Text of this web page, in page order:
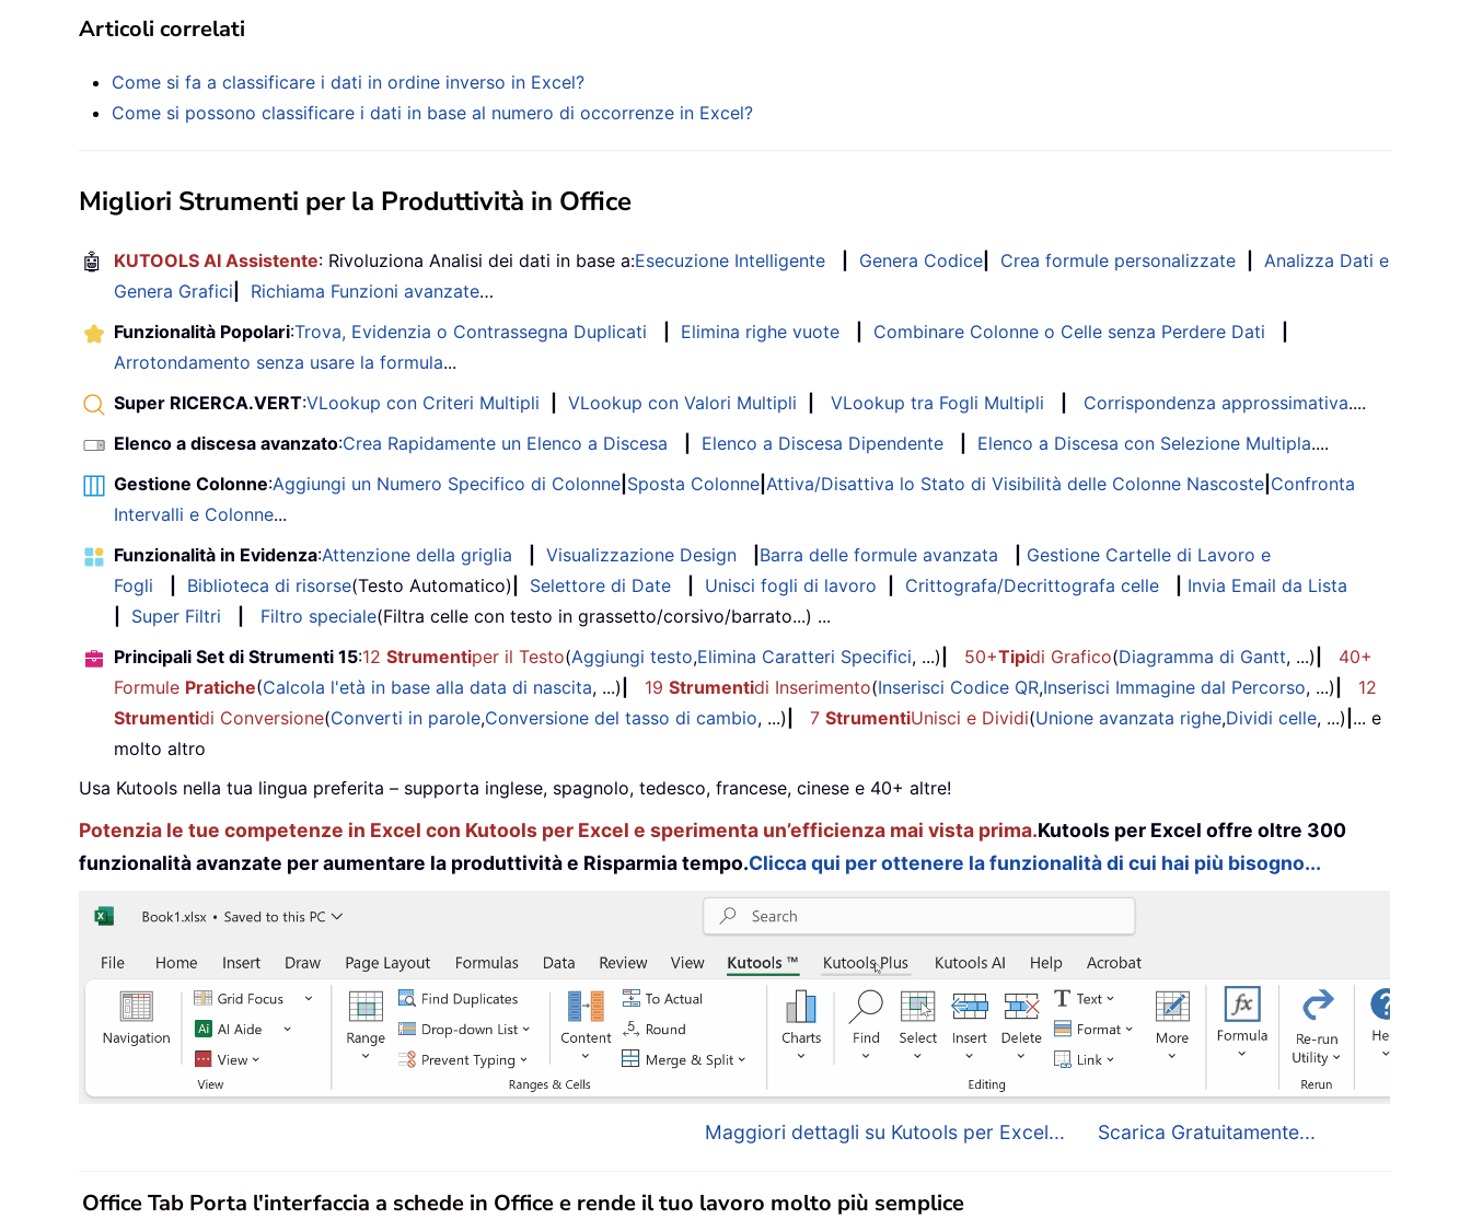
Articoli correlati
Come si fa a classificare i dati in ordine inverso in Excel?
Come si possono classificare i dati in base al numero di occorrenze in Excel?
Migliori Strumenti per la Produttività in Office
🤖 KUTOOLS AI Assistente: Rivoluziona Analisi dei dati in base a:Esecuzione Intelligente Genera Codice Crea formule personalizzate
Analizza Dati e
Genera Grafici
Richiama Funzioni avanzate…
Funzionalità Popolari:Trova, Evidenzia o Contrassegna Duplicati Elimina righe vuote Combinare Colonne o Celle senza Perdere Dati
Arrotondamento senza usare la formula...
Super RICERCA.VERT:VLookup con Criteri Multipli VLookup con Valori Multipli VLookup tra Fogli Multipli Corrispondenza approssimativa....
Elenco a discesa avanzato:Crea Rapidamente un Elenco a Discesa Elenco a Discesa Dipendente Elenco a Discesa con Selezione Multipla....
Gestione Colonne:Aggiungi un Numero Specifico di Colonne Sposta Colonne Attiva/Disattiva lo Stato di Visibilità delle Colonne Nascoste Confronta
Intervalli e Colonne...
Funzionalità in Evidenza:Attenzione della griglia Visualizzazione Design Barra delle formule avanzata
Gestione Cartelle di Lavoro e
Fogli
Biblioteca di risorse(Testo Automatico) Selettore di Date Unisci fogli di lavoro Crittografa/Decrittografa celle
Invia Email da Lista
Super Filtri Filtro speciale(Filtra celle con testo in grassetto/corsivo/barrato...) ...
Principali Set di Strumenti 15:12 Strumentiper il Testo(Aggiungi testo,Elimina Caratteri Specifici, ...) 50+Tipidi Grafico(Diagramma di Gantt, ...)
40+
Formule Pratiche(Calcola l'età in base alla data di nascita, ...) 19 Strumentidi Inserimento(Inserisci Codice QR,Inserisci Immagine dal Percorso, ...)
12
Strumentidi Conversione(Converti in parole,Conversione del tasso di cambio, ...) 7 StrumentiUnisci e Dividi(Unione avanzata righe,Dividi celle, ...) ... e
molto altro
Usa Kutools nella tua lingua preferita – supporta inglese, spagnolo, tedesco, francese, cinese e 40+ altre!
Potenzia le tue competenze in Excel con Kutools per Excel e sperimenta un’efficienza mai vista prima.Kutools per Excel offre oltre 300
funzionalità avanzate per aumentare la produttività e Risparmia tempo.Clicca qui per ottenere la funzionalità di cui hai più bisogno...
Maggiori dettagli su Kutools per Excel... Scarica Gratuitamente...
Office Tab Porta l'interfaccia a schede in Office e rende il tuo lavoro molto più semplice